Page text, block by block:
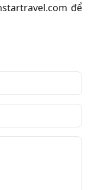
để